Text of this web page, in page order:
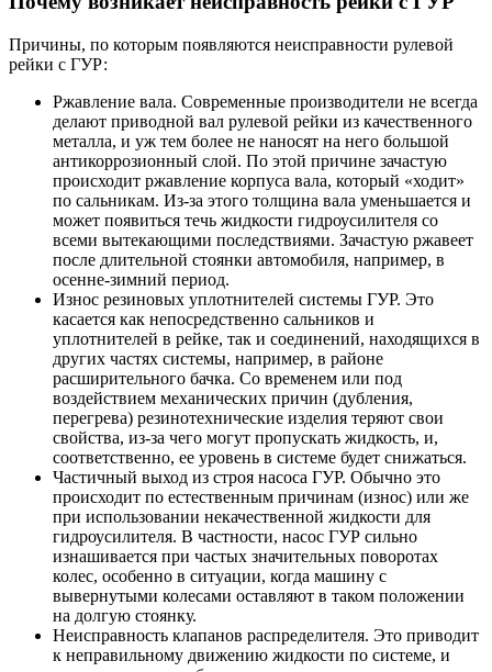
Причины, по которым появляются неисправности рулевой
рейки с ГУР:
Ржавление вала. Современные производители не всегда
делают приводной вал рулевой рейки из качественного
металла, и уж тем более не наносят на него большой
антикоррозионный слой. По этой причине зачастую
происходит ржавление корпуса вала, который «ходит»
по сальникам. Из-за этого толщина вала уменьшается и
может появиться течь жидкости гидроусилителя со
всеми вытекающими последствиями. Зачастую ржавеет
после длительной стоянки автомобиля, например, в
осенне-зимний период.
Износ резиновых уплотнителей системы ГУР. Это
касается как непосредственно сальников и
уплотнителей в рейке, так и соединений, находящихся в
других частях системы, например, в районе
расширительного бачка. Со временем или под
воздействием механических причин (дубления,
перегрева) резинотехнические изделия теряют свои
свойства, из-за чего могут пропускать жидкость, и,
соответственно, ее уровень в системе будет снижаться.
Частичный выход из строя насоса ГУР. Обычно это
происходит по естественным причинам (износ) или же
при использовании некачественной жидкости для
гидроусилителя. В частности, насос ГУР сильно
изнашивается при частых значительных поворотах
колес, особенно в ситуации, когда машину с
вывернутыми колесами оставляют в таком положении
на долгую стоянку.
Неисправность клапанов распределителя. Это приводит
к неправильному движению жидкости по системе, и